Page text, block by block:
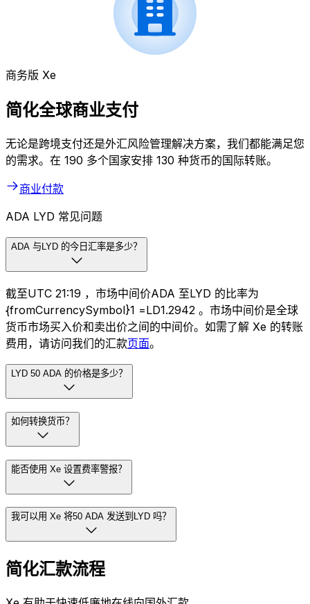
商务版 Xe
简化全球商业支付
无论是跨境支付还是外汇风险管理解决方案，我们都能满足您
的需求。在 190 多个国家安排 130 种货币的国际转账。
商业付款
ADA LYD 常见问题
ADA 与LYD 的今日汇率是多少？
截至UTC 21:19 ，市场中间价ADA 至LYD 的比率为
{fromCurrencySymbol}1 =LD1.2942 。市场中间价是全球
货币市场买入价和卖出价之间的中间价。如需了解 Xe 的转账
费用，请访问我们的汇款页面。
LYD 50 ADA 的价格是多少？
如何转换货币？
能否使用 Xe 设置费率警报？
我可以用 Xe 将50 ADA 发送到LYD 吗？
简化汇款流程